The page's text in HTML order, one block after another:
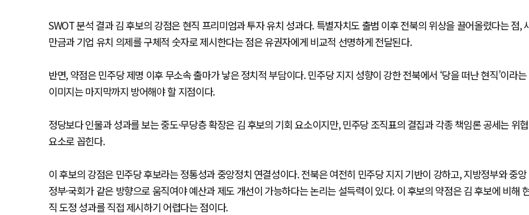
SWOT 분석 결과 김 후보의 강점은 현직 프리미엄과 투자 유치 성과다. 특별자치도 출범 이후 전북의 위상을 끌어올렸다는 점,
만금과 기업 유치 의제를 구체적 숫자로 제시한다는 점은 유권자에게 비교적 선명하게 전달된다.
반면, 약점은 민주당 제명 이후 무소속 출마가 낳은 정치적 부담이다. 민주당 지지 성향이 강한 전북에서 ‘당을 떠난 현직’이라는
이미지는 마지막까지 방어해야 할 지점이다.
정당보다 인물과 성과를 보는 중도·무당층 확장은 김 후보의 기회 요소이지만, 민주당 조직표의 결집과 각종 책임론 공세는 위협
요소로 꼽힌다.
이 후보의 강점은 민주당 후보라는 정통성과 중앙정치 연결성이다. 전북은 여전히 민주당 지지 기반이 강하고, 지방정부와 중앙
정부·국회가 같은 방향으로 움직여야 예산과 제도 개선이 가능하다는 논리는 설득력이 있다. 이 후보의 약점은 김 후보에 비해
직 도정 성과를 직접 제시하기 어렵다는 점이다.